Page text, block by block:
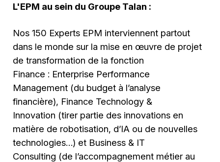
L'EPM au sein du Groupe Talan :
Nos 150 Experts EPM interviennent partout
dans le monde sur la mise en œuvre de projet
de transformation de la fonction
Finance : Enterprise Performance
Management (du budget à l’analyse
financière), Finance Technology &
Innovation (tirer partie des innovations en
matière de robotisation, d’IA ou de nouvelles
technologies…) et Business & IT
Consulting (de l’accompagnement métier au